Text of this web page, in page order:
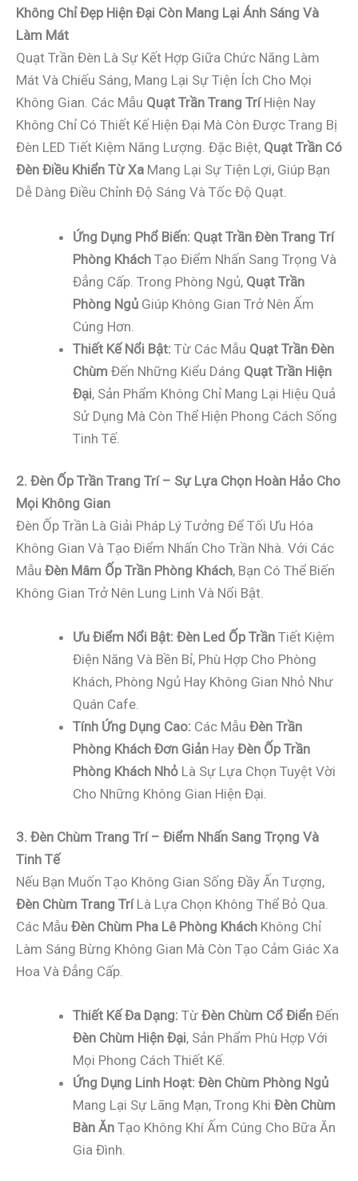
Không Chỉ Đẹp Hiện Đại Còn Mang Lại Ánh Sáng Và
Làm Mát
Quạt Trần Đèn Là Sự Kết Hợp Giữa Chức Năng Làm
Mát Và Chiếu Sáng, Mang Lại Sự Tiện Ích Cho Mọi
Không Gian. Các Mẫu Quạt Trần Trang TríHiện Nay
Không Chỉ Có Thiết Kế Hiện Đại Mà Còn Được Trang Bị
Đèn LED Tiết Kiệm Năng Lượng. Đặc Biệt, Quạt Trần Có
Đèn Điều Khiển Từ Xa Mang Lại Sự Tiện Lợi, Giúp Bạn
Dễ Dàng Điều Chỉnh Độ Sáng Và Tốc Độ Quạt.
Ứng Dụng Phổ Biến: Quạt Trần Đèn Trang Trí
Phòng Khách Tạo Điểm Nhấn Sang Trọng Và
Đẳng Cấp. Trong Phòng Ngủ, Quạt Trần
Phòng Ngủ Giúp Không Gian Trở Nên Ấm
Cúng Hơn.
Thiết Kế Nổi Bật: Từ Các Mẫu Quạt Trần Đèn
Chùm Đến Những Kiểu Dáng Quạt Trần Hiện
Đại, Sản Phẩm Không Chỉ Mang Lại Hiệu Quả
Sử Dụng Mà Còn Thể Hiện Phong Cách Sống
Tinh Tế.
2. Đèn Ốp Trần Trang Trí – Sự Lựa Chọn Hoàn Hảo Cho
Mọi Không Gian
Đèn Ốp Trần Là Giải Pháp Lý Tưởng Để Tối Ưu Hóa
Không Gian Và Tạo Điểm Nhấn Cho Trần Nhà. Với Các
Mẫu Đèn Mâm Ốp Trần Phòng Khách, Bạn Có Thể Biến
Không Gian Trở Nên Lung Linh Và Nổi Bật.
Ưu Điểm Nổi Bật: Đèn Led Ốp Trần Tiết Kiệm
Điện Năng Và Bền Bỉ, Phù Hợp Cho Phòng
Khách, Phòng Ngủ Hay Không Gian Nhỏ Như
Quán Cafe.
Tính Ứng Dụng Cao: Các Mẫu Đèn Trần
Phòng Khách Đơn Giản Hay Đèn Ốp Trần
Phòng Khách Nhỏ Là Sự Lựa Chọn Tuyệt Vời
Cho Những Không Gian Hiện Đại.
3. Đèn Chùm Trang Trí – Điểm Nhấn Sang Trọng Và
Tinh Tế
Nếu Bạn Muốn Tạo Không Gian Sống Đầy Ấn Tượng,
Đèn Chùm Trang TríLà Lựa Chọn Không Thể Bỏ Qua.
Các Mẫu Đèn Chùm Pha Lê Phòng Khách Không Chỉ
Làm Sáng Bừng Không Gian Mà Còn Tạo Cảm Giác Xa
Hoa Và Đẳng Cấp.
Thiết Kế Đa Dạng: Từ Đèn Chùm Cổ Điển Đến
Đèn Chùm Hiện Đại, Sản Phẩm Phù Hợp Với
Mọi Phong Cách Thiết Kế.
Ứng Dụng Linh Hoạt: Đèn Chùm Phòng Ngủ
Mang Lại Sự Lãng Mạn, Trong Khi Đèn Chùm
Bàn Ăn Tạo Không Khí Ấm Cúng Cho Bữa Ăn
Gia Đình.